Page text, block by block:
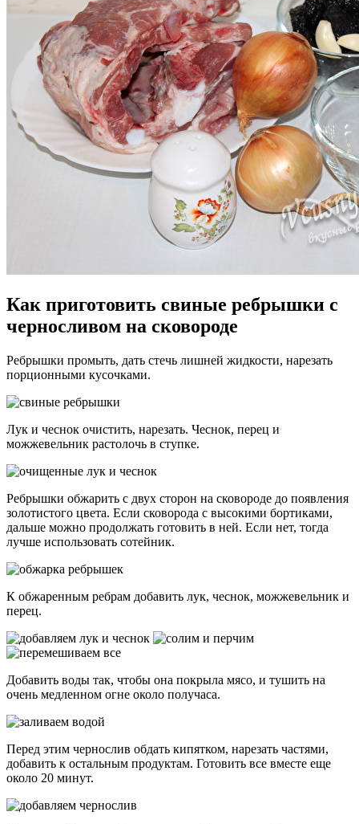
Как приготовить свиные ребрышки с
черносливом на сковороде
Ребрышки промыть, дать стечь лишней жидкости, нарезать
порционными кусочками.
Лук и чеснок очистить, нарезать. Чеснок, перец и
можжевельник растолочь в ступке.
Ребрышки обжарить с двух сторон на сковороде до появления
золотистого цвета. Если сковорода с высокими бортиками,
дальше можно продолжать готовить в ней. Если нет, тогда
лучше использовать сотейник.
К обжаренным ребрам добавить лук, чеснок, можжевельник и
перец.
Добавить воды так, чтобы она покрыла мясо, и тушить на
очень медленном огне около получаса.
Перед этим чернослив обдать кипятком, нарезать частями,
добавить к остальным продуктам. Готовить все вместе еще
около 20 минут.